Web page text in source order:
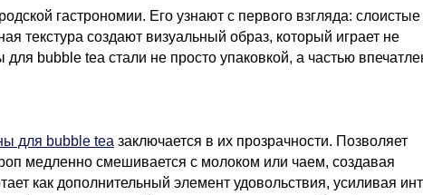
гастрономии. Его узнают с первого взгляда: слоистые
текстура создают визуальный образ, который играет не
bubble tea стали не просто упаковкой, а частью
для bubble tea заключается в их прозрачности. Позволяет
медленно смешивается с молоком или чаем, создавая
как дополнительный элемент удовольствия, усиливая